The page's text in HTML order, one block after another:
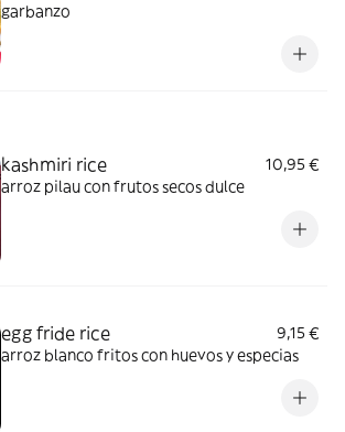
garbanzo
kashmiri rice
10,95 €
arroz pilau con frutos secos dulce
egg fride rice
9,15 €
arroz blanco fritos con huevos y especias